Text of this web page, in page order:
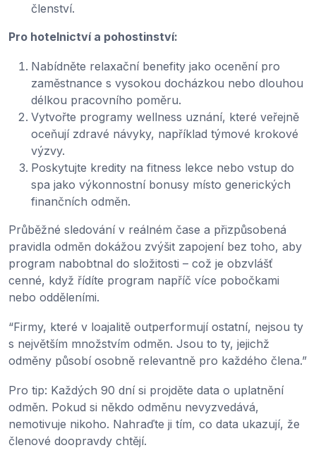
členství.
Pro hotelnictví a pohostinství:
Nabídněte relaxační benefity jako ocenění pro
zaměstnance s vysokou docházkou nebo dlouhou
délkou pracovního poměru.
Vytvořte programy wellness uznání, které veřejně
oceňují zdravé návyky, například týmové krokové
výzvy.
Poskytujte kredity na fitness lekce nebo vstup do
spa jako výkonnostní bonusy místo generických
finančních odměn.
Průběžné sledování v reálném čase a přizpůsobená
pravidla odměn dokážou zvýšit zapojení bez toho, aby
program nabobtnal do složitosti – což je obzvlášť
cenné, když řídíte program napříč více pobočkami
nebo odděleními.
“Firmy, které v loajalitě outperformují ostatní, nejsou ty
s největším množstvím odměn. Jsou to ty, jejichž
odměny působí osobně relevantně pro každého člena.”
Pro tip: Každých 90 dní si projděte data o uplatnění
odměn. Pokud si někdo odměnu nevyzvedává,
nemotivuje nikoho. Nahraďte ji tím, co data ukazují, že
členové doopravdy chtějí.